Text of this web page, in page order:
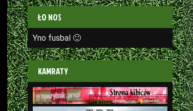
ŁO NOS
Yno fusbal 🙂
KAMRATY